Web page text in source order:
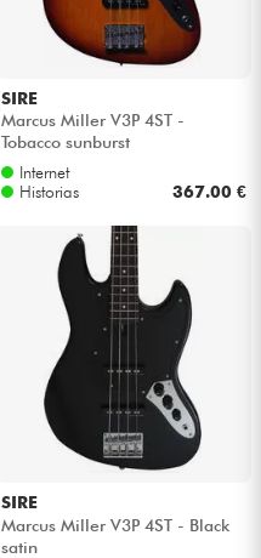
SIRE
Marcus Miller V3P 4ST -
Tobacco sunburst
Internet
Historias
367.00 €
SIRE
Marcus Miller V3P 4ST - Black
satin